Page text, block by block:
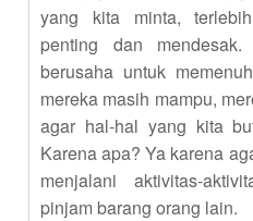
yang kita minta,
penting dan
berusaha untuk
mereka masih mampu,
agar hal-hal yang kita
Karena apa? Ya karena
menjalani aktivitas-
pinjam barang orang lain.